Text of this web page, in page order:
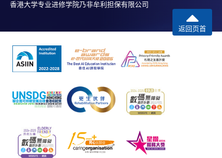
香港大学专业进修学院乃非牟利担保有限公司
返回页首